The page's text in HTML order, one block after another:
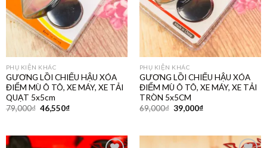
PHỤ KIỆN KHÁC
GƯƠNG LỒI CHIẾU HẬU XÓA
ĐIỂM MÙ Ô TÔ, XE MÁY, XE TẢI
QUẠT 5x5cm
79,000₫ 46,550₫
PHỤ KIỆN KHÁC
GƯƠNG LỒI CHIẾU HẬU XÓA
ĐIỂM MÙ Ô TÔ, XE MÁY, XE TẢI
TRÒN 5x5CM
69,000₫ 39,000₫